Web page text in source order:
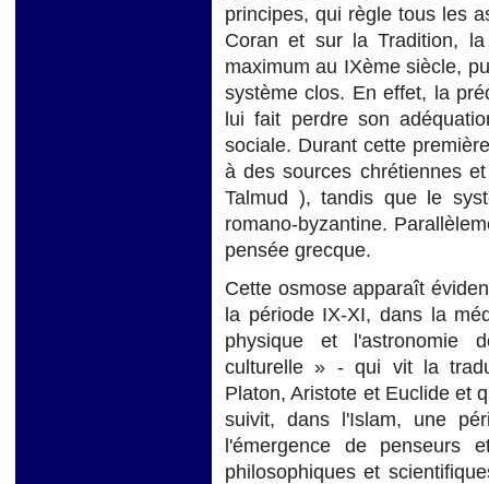
principes, qui règle tous les
Coran et sur la Tradition,
maximum au IXème siècle,
système clos. En effet, la
lui fait perdre son
sociale. Durant cette
à des sources chrétiennes
Talmud ), tandis que le
romano-byzantine.
pensée grecque.
Cette osmose apparaît
la période IX-XI, dans la
physique et l'astronomie
culturelle » - qui vit la
Platon, Aristote et Euclide et
suivit, dans l'Islam, une
l'émergence de penseurs
philosophiques et